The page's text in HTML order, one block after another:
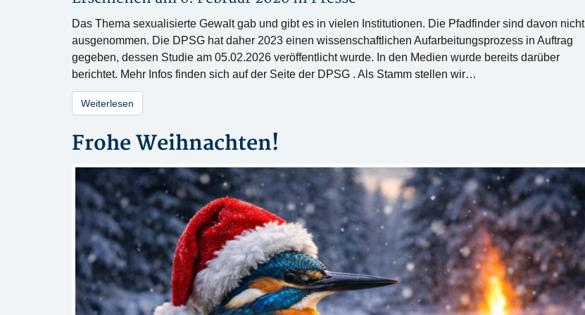
Das Thema sexualisierte Gewalt gab und gibt es in vielen Institutionen. Die Pfadfinder sind davon nicht
ausgenommen. Die DPSG hat daher 2023 einen wissenschaftlichen Aufarbeitungsprozess in Auftrag
gegeben, dessen Studie am 05.02.2026 veröffentlicht wurde. In den Medien wurde bereits darüber
berichtet. Mehr Infos finden sich auf der Seite der DPSG . Als Stamm stellen wir…
Weiterlesen
Frohe Weihnachten!